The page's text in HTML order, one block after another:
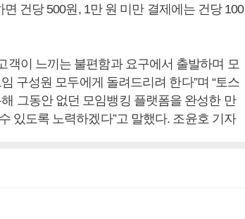
건당 500원, 1만 원 미만 결제에는 건당 100
객이 느끼는 불편함과 요구에서 출발하며 모
구성원 모두에게 돌려드리려 한다”며 “토스
그동안 없던 모임뱅킹 플랫폼을 완성한 만
있도록 노력하겠다”고 말했다. 조윤호 기자